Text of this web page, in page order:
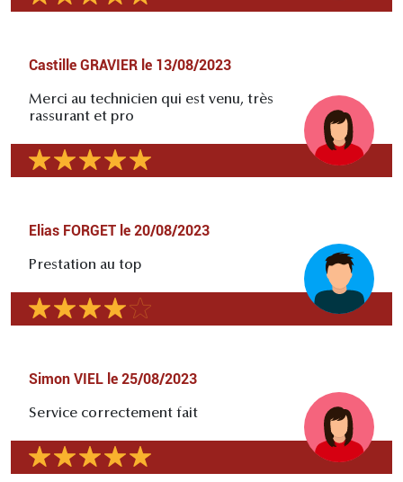
Castille GRAVIER le 13/08/2023
Merci au technicien qui est venu, très
rassurant et pro
Elias FORGET le 20/08/2023
Prestation au top
Simon VIEL le 25/08/2023
Service correctement fait